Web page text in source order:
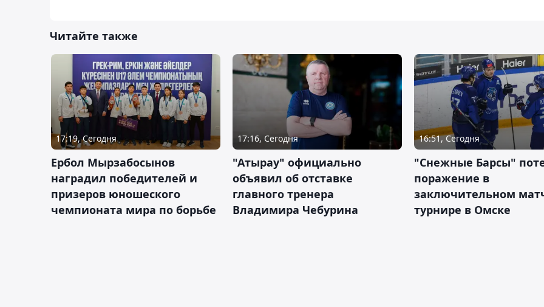
Читайте также
17:19, Сегодня
Ербол Мырзабосынов
наградил победителей и
призеров юношеского
чемпионата мира по борьбе
17:16, Сегодня
"Атырау" официально
объявил об отставке
главного тренера
Владимира Чебурина
16:51, Сегодня
"Снежные Барсы"
поражение в
заключительном
турнире в Омске